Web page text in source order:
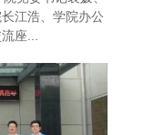
江浩、学院办公
座...